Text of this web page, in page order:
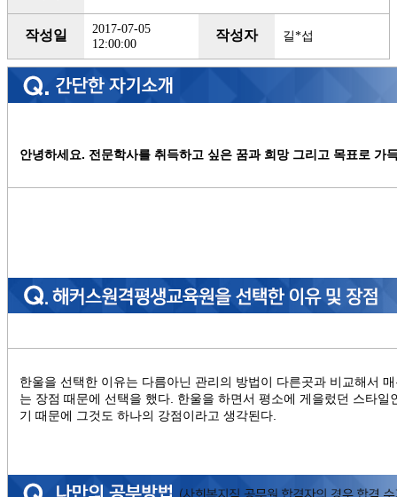
작성일
2017-07-05
12:00:00
작성자 길*섭
안녕하세요. 전문학사를 취득하고 싶은 꿈과 희망 그리고 목표로 가
한울을 선택한 이유는 다름아닌 관리의 방법이 다른곳과 비교해서
는 장점 때문에 선택을 했다. 한울을 하면서 평소에 게을렀던 스타
기 때문에 그것도 하나의 강점이라고 생각된다.